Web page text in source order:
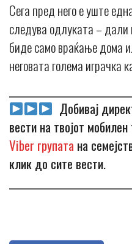
Сега пред него е уште
следува одлуката – дали
биде само враќање дома
неговата голема играчка
Добивај
вести на твојот
Viber групата на
клик до сите вести.